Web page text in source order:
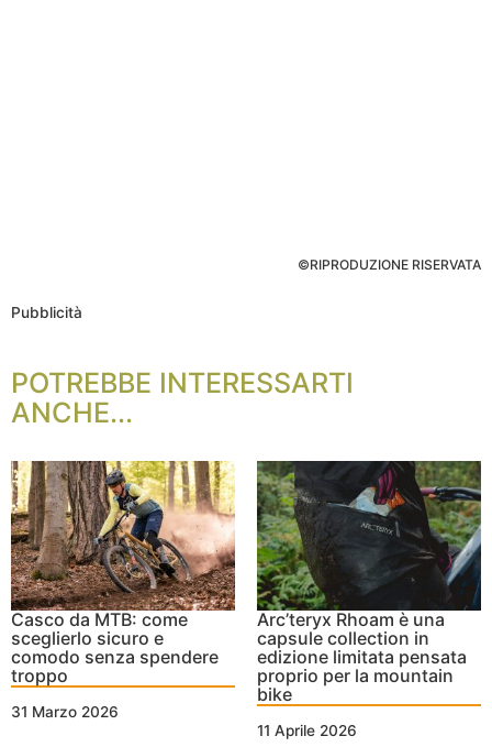
©RIPRODUZIONE RISERVATA
Pubblicità
POTREBBE INTERESSARTI
ANCHE...
Casco da MTB: come
sceglierlo sicuro e
comodo senza spendere
troppo
31 Marzo 2026
Arc’teryx Rhoam è una
capsule collection in
edizione limitata pensata
proprio per la mountain
bike
11 Aprile 2026